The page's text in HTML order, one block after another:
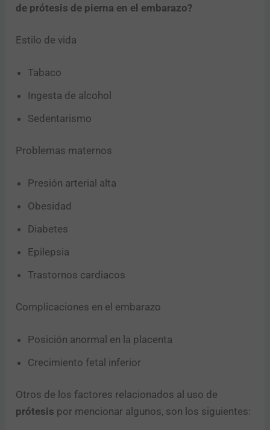
de prótesis de pierna en el embarazo?
Estilo de vida
Tabaco
Ingesta de alcohol
Sedentarismo
Problemas maternos
Presión arterial alta
Obesidad
Diabetes
Epilepsia
Trastornos cardiacos
Complicaciones en el embarazo
Posición anormal en la placenta
Crecimiento fetal inferior
Otros de los factores relacionados al uso de
prótesis por mencionar algunos, son los siguientes: